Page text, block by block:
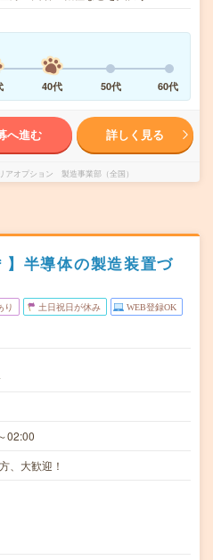
40代 50代 60代
へ進む 詳しく見る
アオプション 製造事業部（全国）
】半導体の製造装置づ
り 土日祝日が休み WEB登録OK
02:00
、大歓迎！